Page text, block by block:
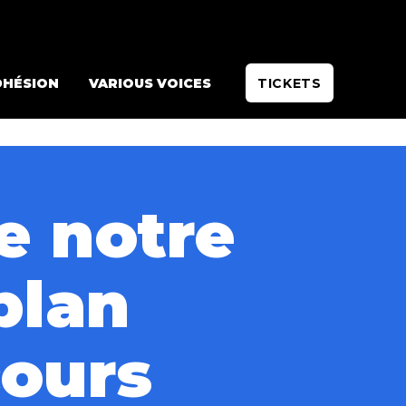
VARIOUS VOICES TICKETS
notre